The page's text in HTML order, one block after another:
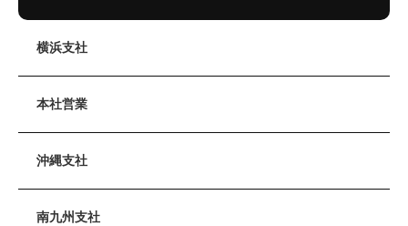
横浜支社
本社営業
沖縄支社
南九州支社